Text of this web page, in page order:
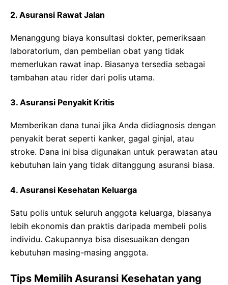
2. Asuransi Rawat Jalan
Menanggung biaya konsultasi dokter, pemeriksaan
laboratorium, dan pembelian obat yang tidak
memerlukan rawat inap. Biasanya tersedia sebagai
tambahan atau rider dari polis utama.
3. Asuransi Penyakit Kritis
Memberikan dana tunai jika Anda didiagnosis dengan
penyakit berat seperti kanker, gagal ginjal, atau
stroke. Dana ini bisa digunakan untuk perawatan atau
kebutuhan lain yang tidak ditanggung asuransi biasa.
4. Asuransi Kesehatan Keluarga
Satu polis untuk seluruh anggota keluarga, biasanya
lebih ekonomis dan praktis daripada membeli polis
individu. Cakupannya bisa disesuaikan dengan
kebutuhan masing-masing anggota.
Tips Memilih Asuransi Kesehatan yang